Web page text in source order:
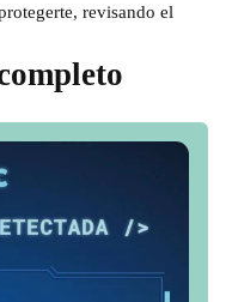
revisando el